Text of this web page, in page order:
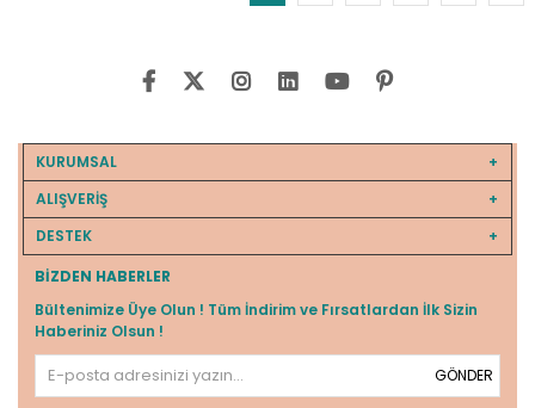
KURUMSAL
ALIŞVERİŞ
DESTEK
BIZDEN HABERLER
Bültenimize Üye Olun ! Tüm İndirim ve Fırsatlardan İlk Sizin
Haberiniz Olsun !
GÖNDER